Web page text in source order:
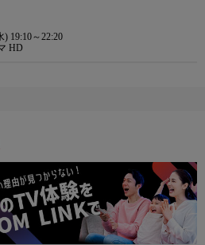
) 19:10～22:20
HD